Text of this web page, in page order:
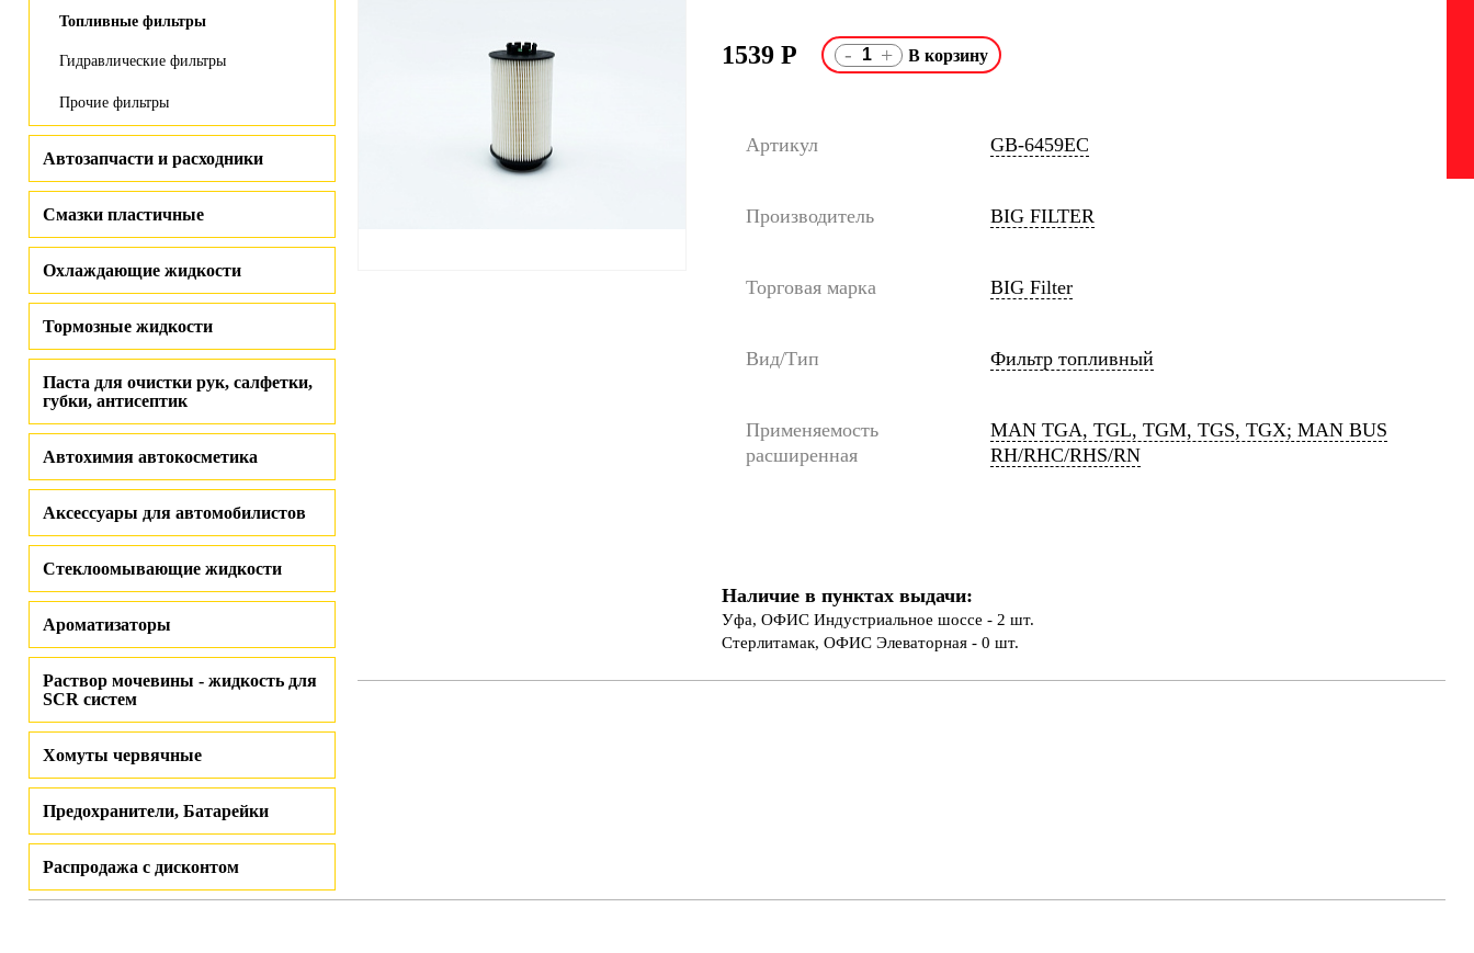
Топливные фильтры
Гидравлические фильтры
Прочие фильтры
Автозапчасти и расходники
Смазки пластичные
Охлаждающие жидкости
Тормозные жидкости
Паста для очистки рук, салфетки,
губки, антисептик
Автохимия автокосметика
Аксессуары для автомобилистов
Стеклоомывающие жидкости
Ароматизаторы
Раствор мочевины - жидкость для
SCR систем
Хомуты червячные
Предохранители, Батарейки
Распродажа с дисконтом
1539 Р - +
Артикул GB-6459EC
Производитель BIG FILTER
Торговая марка BIG Filter
Вид/Тип Фильтр топливный
Применяемость
расширенная
MAN TGA, TGL, TGM, TGS, TGX; MAN BUS
RH/RHC/RHS/RN
Наличие в пунктах выдачи:
Уфа, ОФИС Индустриальное шоссе - 2 шт.
Стерлитамак, ОФИС Элеваторная - 0 шт.